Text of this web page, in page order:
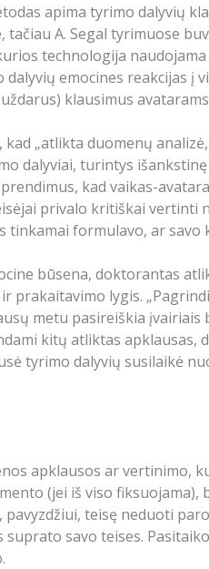
apima tyrimo dalyvių
A. Segal tyrimuose
technologija
emocines reakcijas į
klausimus
„atlikta duomenų
dalyviai, turintys
kad vaikas-
privalo kritiškai
formulavo, ar savo
būsena, doktorantas
lygis.
metu pasireiškia
kitų atliktas apklausas,
tyrimo dalyvių susilaikė
apklausos ar vertinimo,
(jei iš viso
teisę neduoti
savo teises.